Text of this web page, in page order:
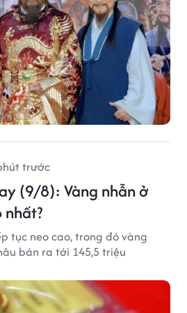
trước
(9/8): Vàng nhẫn ở
tục neo cao, trong đó vàng
bán ra tới 145,5 triệu